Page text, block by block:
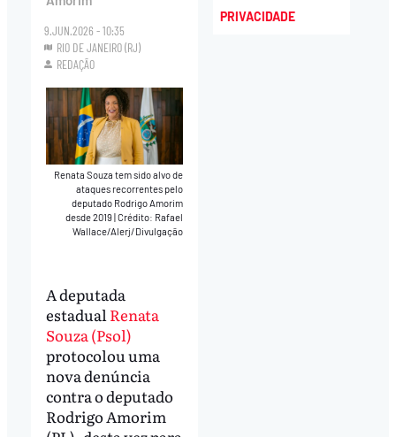
9.JUN.2026 - 10:35
RIO DE JANEIRO (RJ)
REDAÇÃO
Renata Souza tem sido alvo de
ataques recorrentes pelo
deputado Rodrigo Amorim
desde 2019 Crédito: Rafael
Wallace/Alerj/Divulgação
A deputada
estadualRenata
Souza (Psol)
protocolou uma
nova denúncia
contra o deputado
Rodrigo Amorim
PRIVACIDADE